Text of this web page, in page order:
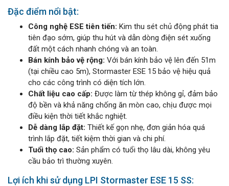
Đặc điểm nổi bật:
Công nghệ ESE tiên tiến: Kim thu sét chủ động phát tia
tiên đạo sớm, giúp thu hút và dẫn dòng điện sét xuống
đất một cách nhanh chóng và an toàn.
Bán kính bảo vệ rộng: Với bán kính bảo vệ lên đến 51m
(tại chiều cao 5m), Stormaster ESE 15 bảo vệ hiệu quả
cho các công trình có diện tích lớn.
Chất liệu cao cấp: Được làm từ thép không gỉ, đảm bảo
độ bền và khả năng chống ăn mòn cao, chịu được mọi
điều kiện thời tiết khắc nghiệt.
Dễ dàng lắp đặt: Thiết kế gọn nhẹ, đơn giản hóa quá
trình lắp đặt, tiết kiệm thời gian và chi phí.
Tuổi thọ cao: Sản phẩm có tuổi thọ lâu dài, không yêu
cầu bảo trì thường xuyên.
Lợi ích khi sử dụng LPI Stormaster ESE 15 SS: